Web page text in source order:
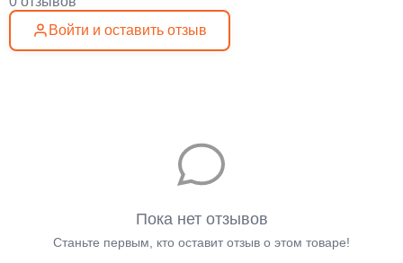
Войти и оставить отзыв
Пока нет отзывов
Станьте первым, кто оставит отзыв о этом товаре!